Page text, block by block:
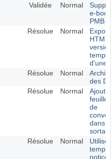
Validée Normal
e-
PMB
Résolue Normal
HTML
d'une
Résolue Normal
des
Résolue Normal
feuille
de
dans
Résolue Normal
notice